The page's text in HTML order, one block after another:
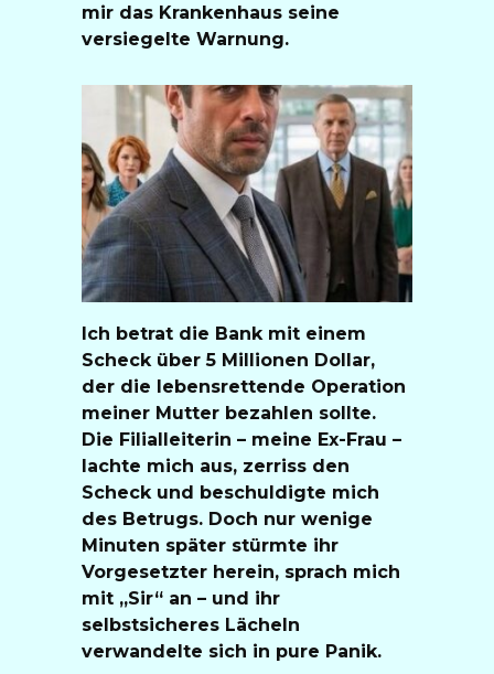
mir das Krankenhaus seine
versiegelte Warnung.
Ich betrat die Bank mit einem
Scheck über 5 Millionen Dollar,
der die lebensrettende Operation
meiner Mutter bezahlen sollte.
Die Filialleiterin – meine Ex-Frau –
lachte mich aus, zerriss den
Scheck und beschuldigte mich
des Betrugs. Doch nur wenige
Minuten später stürmte ihr
Vorgesetzter herein, sprach mich
mit „Sir“ an – und ihr
selbstsicheres Lächeln
verwandelte sich in pure Panik.